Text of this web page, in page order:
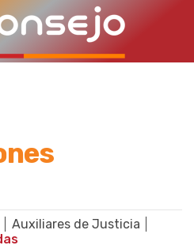
Auxiliares de Justicia